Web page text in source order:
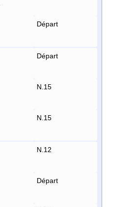
Départ
Départ
N.15
N.15
N.12
Départ